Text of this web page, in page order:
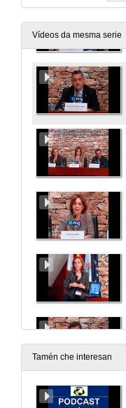
Vídeos da mesma serie
Tamén che interesan